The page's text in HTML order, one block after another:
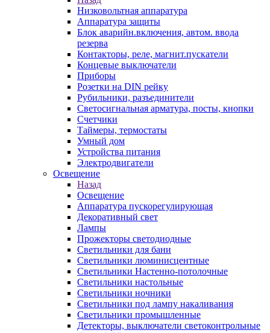
Низковольтная аппаратура
Аппаратура защиты
Блок аварийн.включения, автом. ввода
резерва
Контакторы, реле, магнит.пускатели
Концевые выключатели
Приборы
Розетки на DIN рейку
Рубильники, разъединители
Светосигнальная арматура, посты, кнопки
Счетчики
Таймеры, термостаты
Умный дом
Устройства питания
Электродвигатели
Освещение
Назад
Освещение
Аппаратура пускорегулирующая
Декоративный свет
Лампы
Прожекторы светодиодные
Светильники для бани
Светильники люминисцентные
Светильники Настенно-потолочные
Светильники настольные
Светильники ночники
Светильники под лампу накаливания
Светильники промышленные
Детекторы, выключатели светоконтрольные